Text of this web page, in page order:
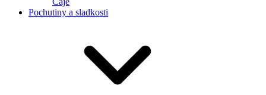
Pochutiny a sladkosti